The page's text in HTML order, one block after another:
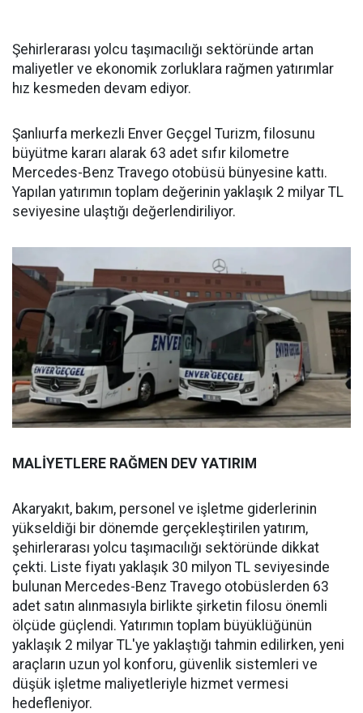
Şehirlerarası yolcu taşımacılığı sektöründe artan
maliyetler ve ekonomik zorluklara rağmen yatırımlar
hız kesmeden devam ediyor.
Şanlıurfa merkezli Enver Geçgel Turizm, filosunu
büyütme kararı alarak 63 adet sıfır kilometre
Mercedes-Benz Travego otobüsü bünyesine kattı.
Yapılan yatırımın toplam değerinin yaklaşık 2 milyar TL
seviyesine ulaştığı değerlendiriliyor.
MALİYETLERE RAĞMEN DEV YATIRIM
Akaryakıt, bakım, personel ve işletme giderlerinin
yükseldiği bir dönemde gerçekleştirilen yatırım,
şehirlerarası yolcu taşımacılığı sektöründe dikkat
çekti. Liste fiyatı yaklaşık 30 milyon TL seviyesinde
bulunan Mercedes-Benz Travego otobüslerden 63
adet satın alınmasıyla birlikte şirketin filosu önemli
ölçüde güçlendi. Yatırımın toplam büyüklüğünün
yaklaşık 2 milyar TL'ye yaklaştığı tahmin edilirken, yeni
araçların uzun yol konforu, güvenlik sistemleri ve
düşük işletme maliyetleriyle hizmet vermesi
hedefleniyor.